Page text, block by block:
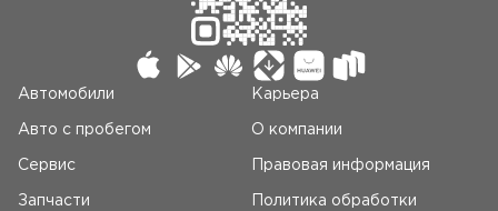
Автомобили
Авто c пробегом
Сервис
Запчасти
Карьера
О компании
Правовая информация
Политика обработки